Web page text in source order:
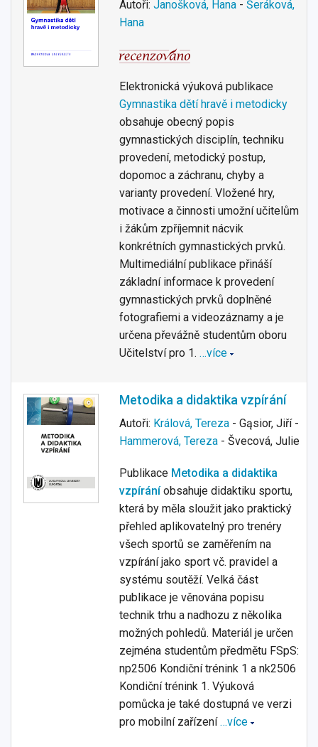
Autoři: Janošková, Hana - Šeráková,
Hana
Elektronická výuková publikace
Gymnastika dětí hravě i metodicky
obsahuje obecný popis
gymnastických disciplín, techniku
provedení, metodický postup,
dopomoc a záchranu, chyby a
varianty provedení. Vložené hry,
motivace a činnosti umožní učitelům
i žákům zpříjemnit nácvik
konkrétních gymnastických prvků.
Multimediální publikace přináší
základní informace k provedení
gymnastických prvků doplněné
fotografiemi a videozáznamy a je
určena převážně studentům oboru
Učitelství pro 1. …více
Metodika a didaktika vzpírání
Autoři: Králová, Tereza - Gąsior, Jiří -
Hammerová, Tereza - Švecová, Julie
Publikace Metodika a didaktika
vzpíráníobsahuje didaktiku sportu,
která by měla sloužit jako praktický
přehled aplikovatelný pro trenéry
všech sportů se zaměřením na
vzpírání jako sport vč. pravidel a
systému soutěží. Velká část
publikace je věnována popisu
technik trhu a nadhozu z několika
možných pohledů. Materiál je určen
zejména studentům předmětu FSpS:
np2506 Kondiční trénink 1 a nk2506
Kondiční trénink 1. Výuková
pomůcka je také dostupná ve verzi
pro mobilní zařízení …více